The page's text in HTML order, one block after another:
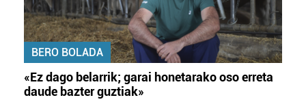
BERO BOLADA
«Ez dago belarrik; garai honetarako oso erreta
daude bazter guztiak»